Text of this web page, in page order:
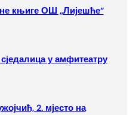
књиге ОШ „Лијешће“
у амфитеатру
2. мјесто на